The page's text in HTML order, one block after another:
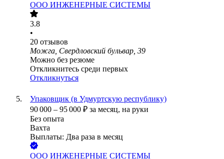
ООО ИНЖЕНЕРНЫЕ СИСТЕМЫ
3.8
•
20 отзывов
Можга, Свердловский бульвар, 39
Можно без резюме
Откликнитесь среди первых
Откликнуться
Упаковщик (в Удмуртскую республику)
90 000 – 95 000 ₽ за месяц, на руки
Без опыта
Вахта
Выплаты: Два раза в месяц
ООО ИНЖЕНЕРНЫЕ СИСТЕМЫ